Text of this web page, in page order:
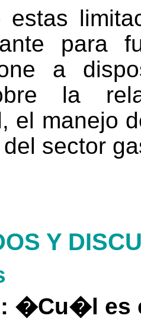
estas
para
a
la
el manejo
del sector
Y
�Cu�l es